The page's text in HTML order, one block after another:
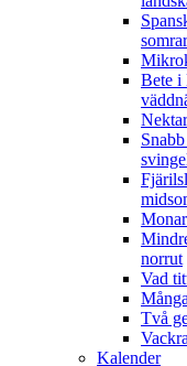
somrar
Bete i
norrut
Vad
Två
Kalender